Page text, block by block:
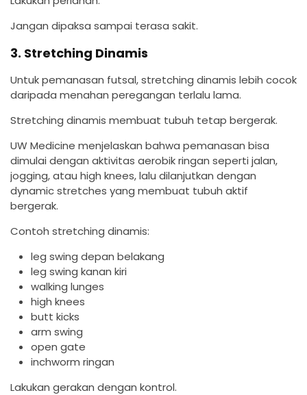
Jangan dipaksa sampai terasa sakit.
3. Stretching Dinamis
Untuk pemanasan futsal, stretching dinamis lebih cocok
daripada menahan peregangan terlalu lama.
Stretching dinamis membuat tubuh tetap bergerak.
UW Medicine menjelaskan bahwa pemanasan bisa
dimulai dengan aktivitas aerobik ringan seperti jalan,
jogging, atau high knees, lalu dilanjutkan dengan
dynamic stretches yang membuat tubuh aktif
bergerak.
Contoh stretching dinamis:
leg swing depan belakang
leg swing kanan kiri
walking lunges
high knees
butt kicks
arm swing
open gate
inchworm ringan
Lakukan gerakan dengan kontrol.